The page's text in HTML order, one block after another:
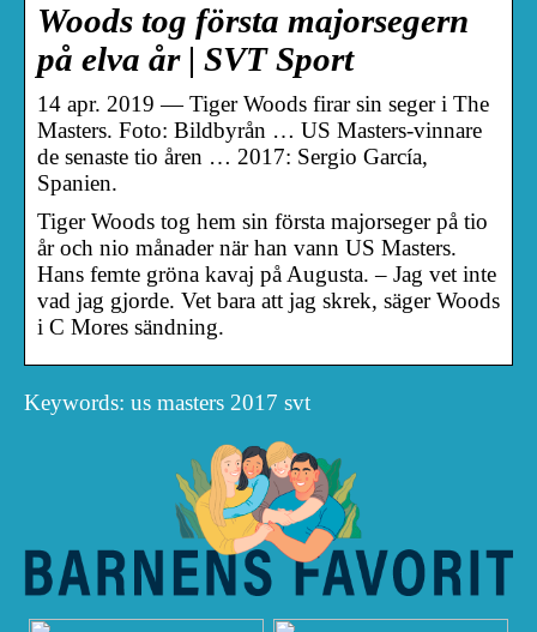
Woods tog första majorsegern
på elva år | SVT Sport
14 apr. 2019 — Tiger Woods firar sin seger i The
Masters. Foto: Bildbyrån … US Masters-vinnare
de senaste tio åren … 2017: Sergio García,
Spanien.
Tiger Woods tog hem sin första majorseger på tio
år och nio månader när han vann US Masters.
Hans femte gröna kavaj på Augusta. – Jag vet inte
vad jag gjorde. Vet bara att jag skrek, säger Woods
i C Mores sändning.
Keywords: us masters 2017 svt